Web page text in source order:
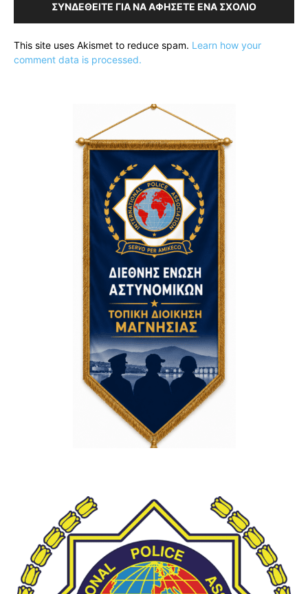
ΣΥΝΔΕΘΕΊΤΕ ΓΙΑ ΝΑ ΑΦΉΣΕΤΕ ΈΝΑ ΣΧΌΛΙΟ
This site uses Akismet to reduce spam. Learn how your
comment data is processed.